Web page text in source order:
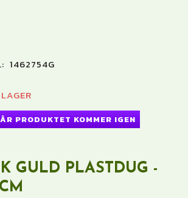
1462754G
PRODUKTET KOMMER IGEN
GULD PLASTDUG -